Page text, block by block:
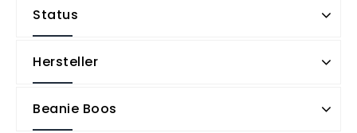
Status
Hersteller
Beanie Boos